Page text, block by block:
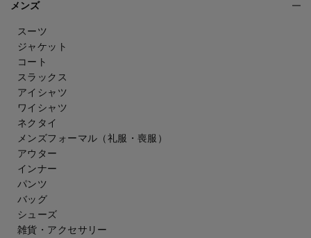
メンズ
スーツ
ジャケット
コート
スラックス
アイシャツ
ワイシャツ
ネクタイ
メンズフォーマル （礼服・喪服）
アウター
インナー
パンツ
バッグ
シューズ
雑貨・アクセサリー